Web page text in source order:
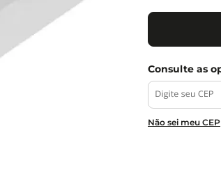
Não sei meu CEP